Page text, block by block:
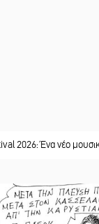
μουσικό φεστιβάλ